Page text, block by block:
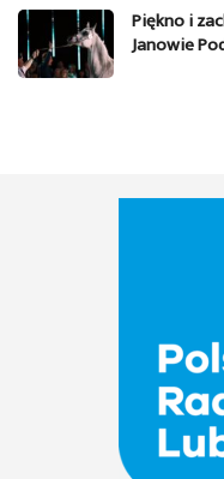
Piękno i
Janowie